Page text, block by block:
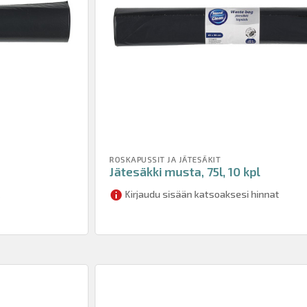
ROSKAPUSSIT JA JÄTESÄKIT
Jätesäkki musta, 75l, 10 kpl
Kirjaudu sisään katsoaksesi hinnat